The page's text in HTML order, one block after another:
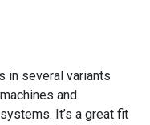
in several variants
and
It’s a great fit